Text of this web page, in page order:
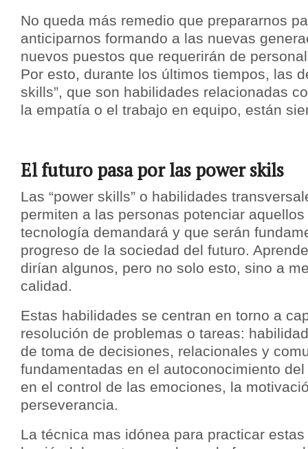
No queda más remedio que prepararnos
anticiparnos formando a las nuevas
nuevos puestos que requerirán de
Por esto, durante los últimos tiempos, las
skills”, que son habilidades relacionadas
la empatía o el trabajo en equipo, están
El futuro pasa por las power skils
Las “power skills” o habilidades
permiten a las personas potenciar
tecnología demandará y que serán
progreso de la sociedad del futuro.
dirían algunos, pero no solo esto, sino a
calidad.
Estas habilidades se centran en torno a
resolución de problemas o tareas:
de toma de decisiones, relacionales y
fundamentadas en el autoconocimiento
en el control de las emociones, la
perseverancia.
La técnica mas idónea para practicar